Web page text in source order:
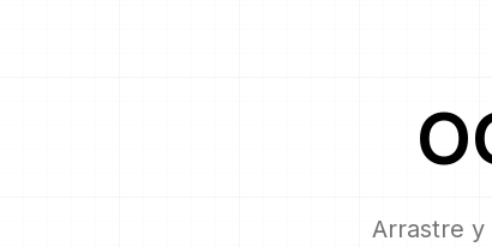
Arrastre y